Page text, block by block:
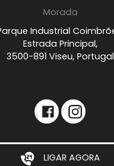
Morada
Industrial
Estrada Principal,
3500-891 Viseu, Portugal
LIGAR AGORA